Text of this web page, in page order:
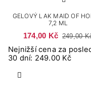
Předchozí
GELOVÝ LAK MAID OF
7,2 ML
174,00 Kč 249,00
Nejnižší cena za
30 dní: 249.00 Kč